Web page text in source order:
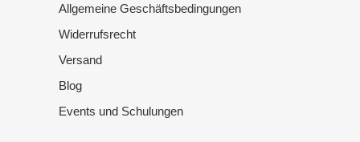
Allgemeine Geschäftsbedingungen
Widerrufsrecht
Versand
Blog
Events und Schulungen